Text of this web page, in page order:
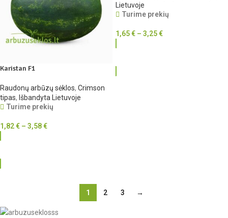
Karistan F1
Raudonų arbūzų sėklos, Crimson
tipas, Išbandyta Lietuvoje
Turime prekių
1,82€ – 3,58€
Lietuvoje
Turime prekių
1,65€ – 3,25€
1 2 3 →